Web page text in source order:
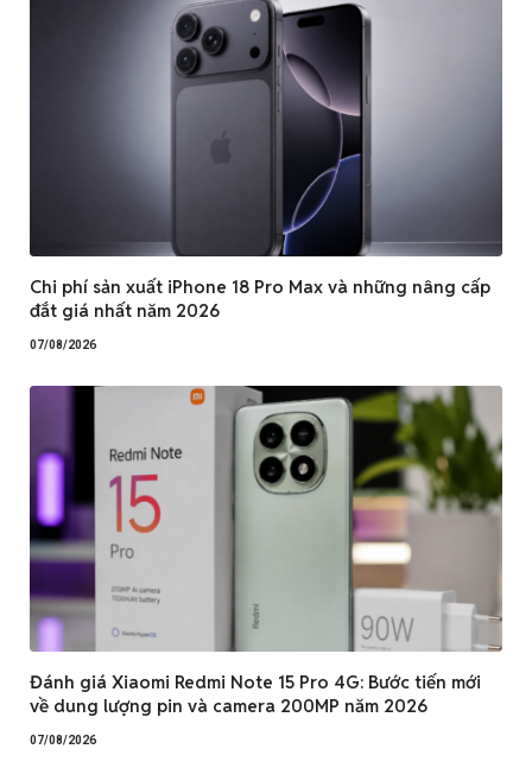
Chi phí sản xuất iPhone 18 Pro Max và những nâng cấp
đắt giá nhất năm 2026
07/08/2026
Đánh giá Xiaomi Redmi Note 15 Pro 4G: Bước tiến mới
về dung lượng pin và camera 200MP năm 2026
07/08/2026